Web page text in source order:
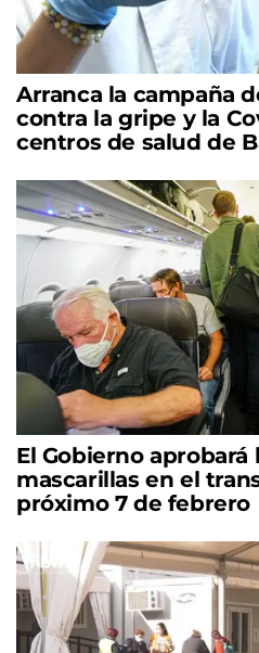
Arranca la campaña
contra la gripe y la
centros de salud de
El Gobierno aprobará
mascarillas en el
próximo 7 de febrero